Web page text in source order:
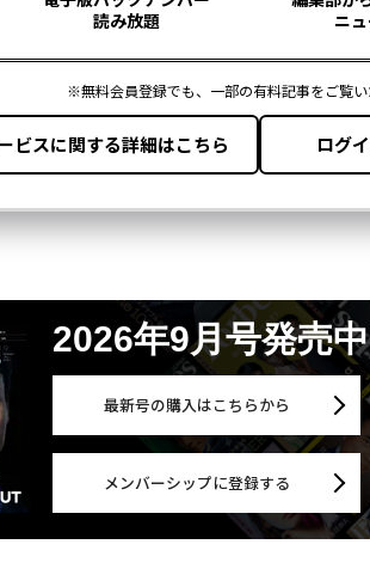
2026年9月号発売中
最新号の購入はこちらから
メンバーシップに登録する